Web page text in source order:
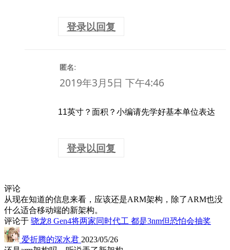
登录以回复
匿名:
2019年3月5日 下午4:46
11英寸？面积？小编请先学好基本单位表达
登录以回复
评论
从现在知道的信息来看，应该还是ARM架构，除了ARM也没
什么适合移动端的新架构。
评论于 骁龙8 Gen4将两家同时代工 都是3nm但恐怕会抽奖
爱折腾的深水君 2023/05/26